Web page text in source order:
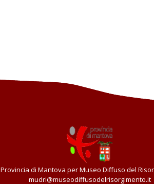
Provincia di Mantova per Museo Diffuso del
mudri@museodiffusodelrisorgimento.it